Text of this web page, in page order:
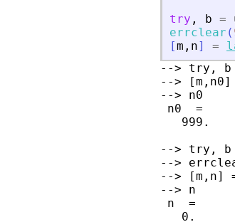
try , b =
errclear (
[m , n] =
--> try, b
-->
--> n0
n0  =
   999.
--> try, b
-->
--> [m,n]
--> n
n  =
   0.